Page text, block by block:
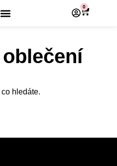
0
hledáte.